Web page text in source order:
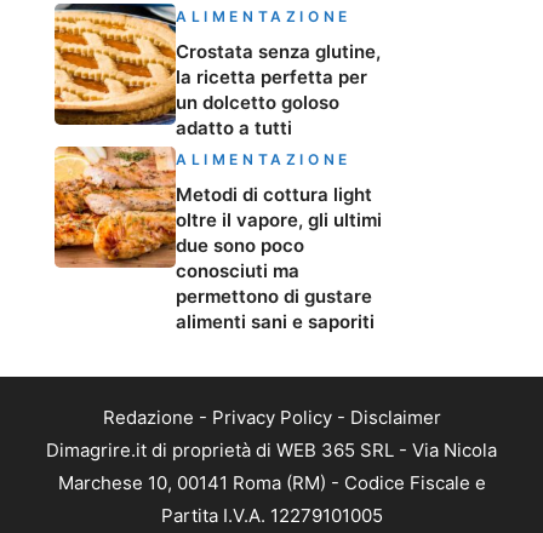
ALIMENTAZIONE
Crostata senza glutine,
la ricetta perfetta per
un dolcetto goloso
adatto a tutti
ALIMENTAZIONE
Metodi di cottura light
oltre il vapore, gli ultimi
due sono poco
conosciuti ma
permettono di gustare
alimenti sani e saporiti
Redazione - Privacy Policy- Disclaimer
Dimagrire.it di proprietà di WEB 365 SRL - Via Nicola
Marchese 10, 00141 Roma (RM) - Codice Fiscale e
Partita I.V.A. 12279101005